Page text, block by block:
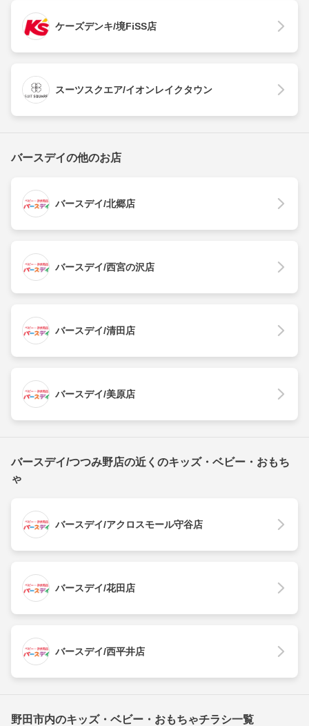
ケーズデンキ/境FiSS店
スーツスクエア/イオンレイクタウン
バースデイの他のお店
バースデイ/北郷店
バースデイ/西宮の沢店
バースデイ/清田店
バースデイ/美原店
バースデイ/つつみ野店の近くのキッズ・ベビー・おもち
ゃ
バースデイ/アクロスモール守谷店
バースデイ/花田店
バースデイ/西平井店
野田市内のキッズ・ベビー・おもちゃチラシ一覧